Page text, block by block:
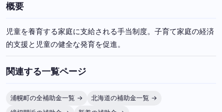
概要
児童を養育する家庭に支給される手当制度。子育て家庭の経済
的支援と児童の健全な発育を促進。
関連する一覧ページ
浦幌町の全補助金一覧 →
北海道の補助金一覧 →